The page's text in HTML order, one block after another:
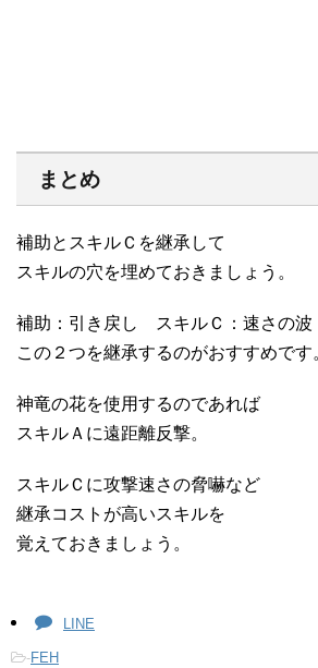
まとめ
補助とスキルＣを継承して
スキルの穴を埋めておきましょう。
補助：引き戻し スキルＣ：速さの波
この２つを継承するのがおすすめです
神竜の花を使用するのであれば
スキルＡに遠距離反撃。
スキルＣに攻撃速さの脅嚇など
継承コストが高いスキルを
覚えておきましょう。
LINE
-FEH